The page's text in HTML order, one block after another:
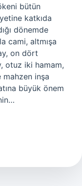
bütün
katkıda
dönemde
cami, altmışa
on dört
otuz iki hamam,
inşa
büyük önem